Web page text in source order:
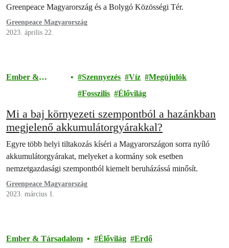
Greenpeace Magyarország és a Bolygó Közösségi Tér.
Greenpeace Magyarország
2023. április 22.
Ember &
Szennyezés Víz
Megújulók
Fosszilis
Élővilág
Mi a baj környezeti szempontból a hazánkban
megjelenő akkumulátorgyárakkal?
Egyre több helyi tiltakozás kíséri a Magyarországon sorra nyíló
akkumulátorgyárakat, melyeket a kormány sok esetben
nemzetgazdasági szempontból kiemelt beruházássá minősít.
Greenpeace Magyarország
2023. március 1.
Ember & Társadalom Élővilág Erdő